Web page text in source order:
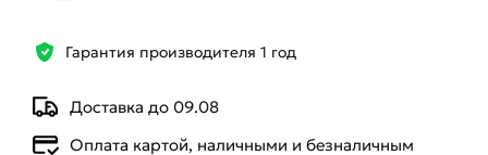
Гарантия производителя 1 год
Доставка до 09.08
Оплата картой, наличными и безналичным